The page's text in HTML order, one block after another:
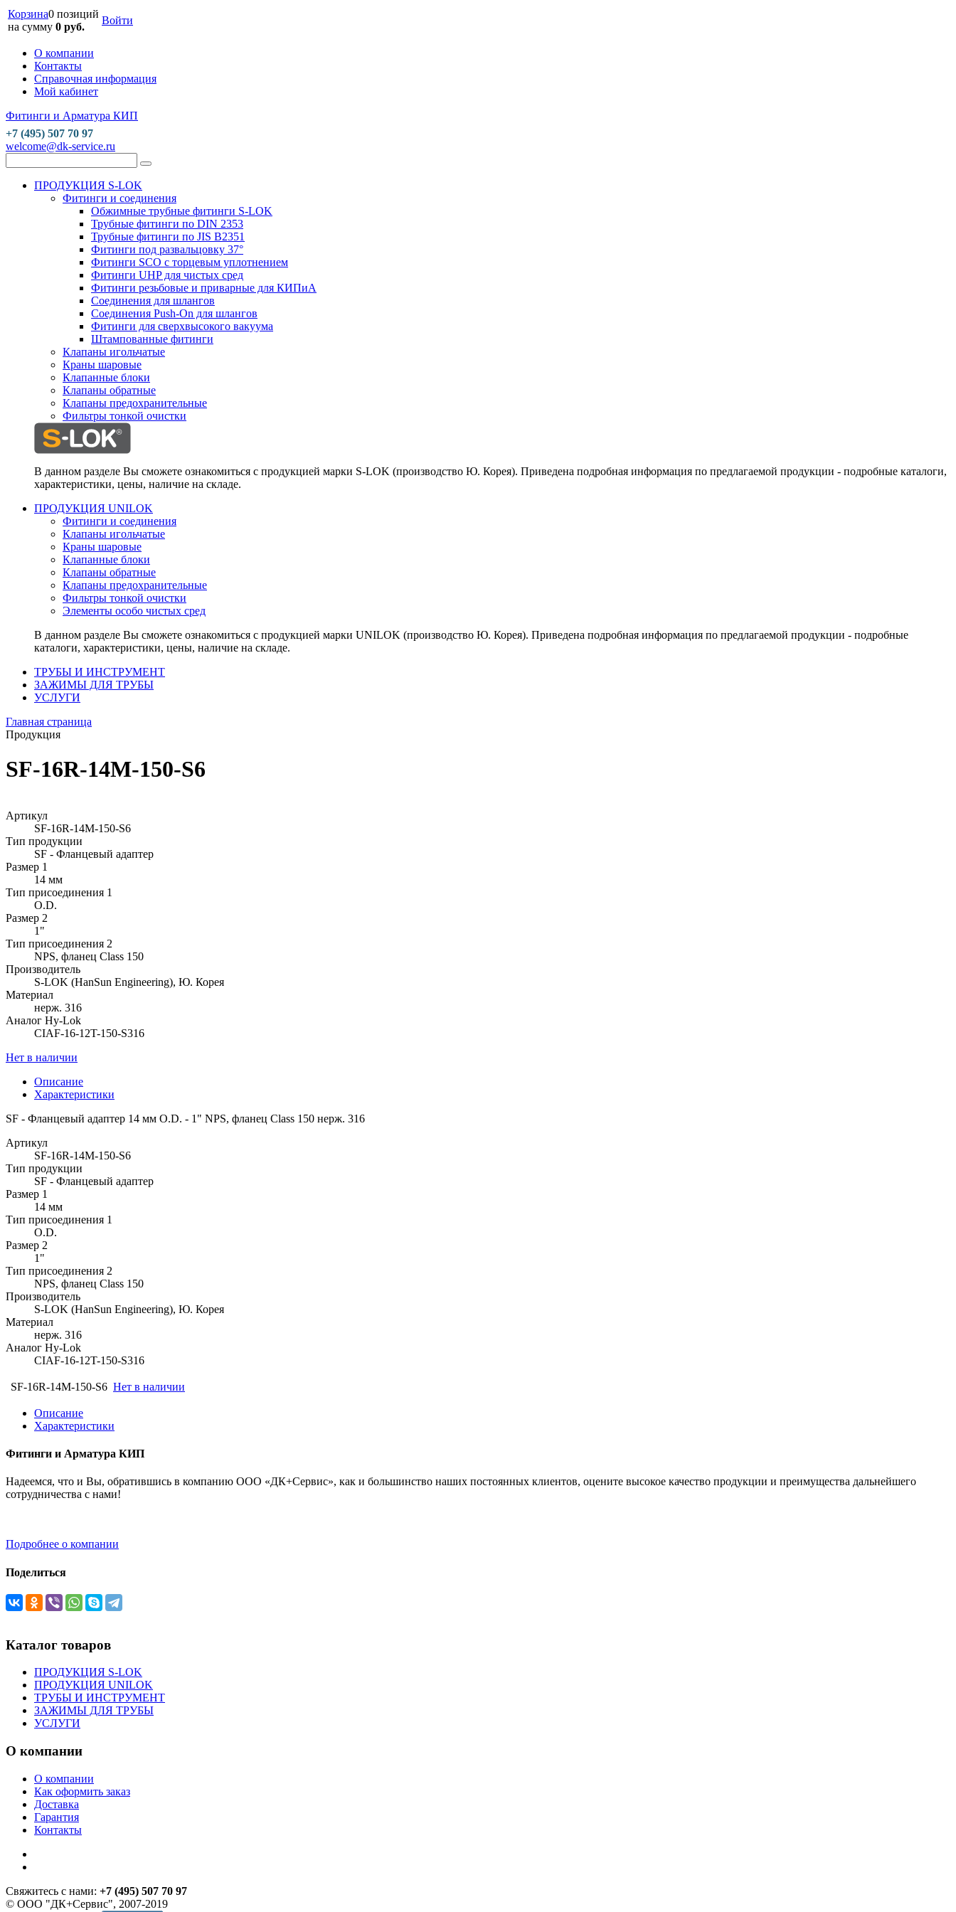
Корзина0 позиций
на сумму 0 руб.
Войти
О компании
Контакты
Справочная информация
Мой кабинет
Фитинги и Арматура КИП
+7 (495) 507 70 97
welcome@dk-service.ru
ПРОДУКЦИЯ S-LOK
Фитинги и соединения
Обжимные трубные фитинги S-LOK
Трубные фитинги по DIN 2353
Трубные фитинги по JIS B2351
Фитинги под развальцовку 37°
Фитинги SCO с торцевым уплотнением
Фитинги UHP для чистых сред
Фитинги резьбовые и приварные для КИПиА
Соединения для шлангов
Соединения Push-On для шлангов
Фитинги для сверхвысокого вакуума
Штампованные фитинги
Клапаны игольчатые
Краны шаровые
Клапанные блоки
Клапаны обратные
Клапаны предохранительные
Фильтры тонкой очистки
В данном разделе Вы сможете ознакомиться с продукцией марки S-LOK (производство Ю. Корея). Приведена подробная информация по предлагаемой продукции - подробные каталоги,
характеристики, цены, наличие на складе.
ПРОДУКЦИЯ UNILOK
Фитинги и соединения
Клапаны игольчатые
Краны шаровые
Клапанные блоки
Клапаны обратные
Клапаны предохранительные
Фильтры тонкой очистки
Элементы особо чистых сред
В данном разделе Вы сможете ознакомиться с продукцией марки UNILOK (производство Ю. Корея). Приведена подробная информация по предлагаемой продукции - подробные
каталоги, характеристики, цены, наличие на складе.
ТРУБЫ И ИНСТРУМЕНТ
ЗАЖИМЫ ДЛЯ ТРУБЫ
УСЛУГИ
Главная страница
Продукция
SF-16R-14M-150-S6
Артикул
SF-16R-14M-150-S6
Тип продукции
SF - Фланцевый адаптер
Размер 1
14 мм
Тип присоединения 1
O.D.
Размер 2
1"
Тип присоединения 2
NPS, фланец Class 150
Производитель
S-LOK (HanSun Engineering), Ю. Корея
Материал
нерж. 316
Аналог Hy-Lok
CIAF-16-12T-150-S316
Нет в наличии
Описание
Характеристики
SF - Фланцевый адаптер 14 мм O.D. - 1" NPS, фланец Class 150 нерж. 316
Артикул
SF-16R-14M-150-S6
Тип продукции
SF - Фланцевый адаптер
Размер 1
14 мм
Тип присоединения 1
O.D.
Размер 2
1"
Тип присоединения 2
NPS, фланец Class 150
Производитель
S-LOK (HanSun Engineering), Ю. Корея
Материал
нерж. 316
Аналог Hy-Lok
CIAF-16-12T-150-S316
SF-16R-14M-150-S6 Нет в наличии
Описание
Характеристики
Фитинги и Арматура КИП
Надеемся, что и Вы, обратившись в компанию ООО «ДК+Сервис», как и большинство наших постоянных клиентов, оцените высокое качество продукции и преимущества дальнейшего
сотрудничества с нами!
Подробнее о компании
Поделиться
Каталог товаров
ПРОДУКЦИЯ S-LOK
ПРОДУКЦИЯ UNILOK
ТРУБЫ И ИНСТРУМЕНТ
ЗАЖИМЫ ДЛЯ ТРУБЫ
УСЛУГИ
О компании
О компании
Как оформить заказ
Доставка
Гарантия
Контакты
Свяжитесь с нами: +7 (495) 507 70 97
© ООО "ДК+Сервис", 2007-2019